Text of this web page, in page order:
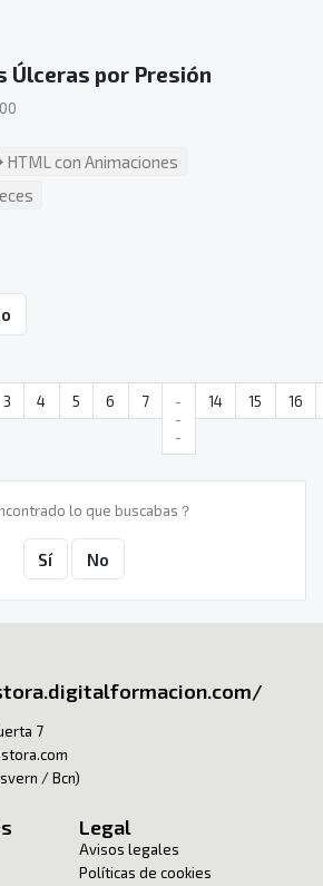
Úlceras por Presión
HTML con Animaciones
3 4 5 6 7
-
-
-
14 15 16
lo que buscabas？
Sí No
7
/ Bcn)
Legal
Avisos legales
Políticas de cookies